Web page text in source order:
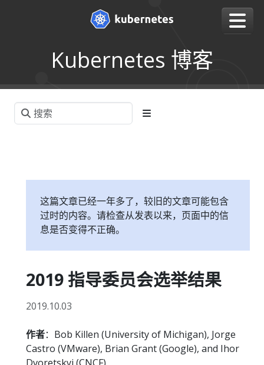
Kubernetes 博客
这篇文章已经一年多了，较旧的文章可能包含
过时的内容。请检查从发表以来，页面中的信
息是否变得不正确。
2019 指导委员会选举结果
2019.10.03
作者：Bob Killen (University of Michigan), Jorge
Castro (VMware), Brian Grant (Google), and Ihor